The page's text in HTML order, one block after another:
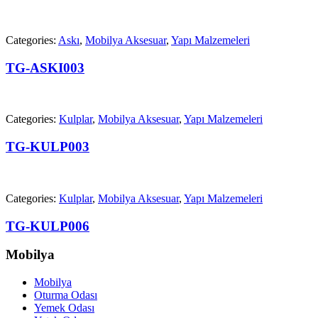
Categories: Askı, Mobilya Aksesuar, Yapı Malzemeleri
TG-ASKI003
Categories: Kulplar, Mobilya Aksesuar, Yapı Malzemeleri
TG-KULP003
Categories: Kulplar, Mobilya Aksesuar, Yapı Malzemeleri
TG-KULP006
Mobilya
Mobilya
Oturma Odası
Yemek Odası